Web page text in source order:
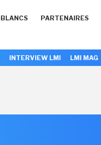
PARTENAIRES
INTERVIEW LMI LMI MAG